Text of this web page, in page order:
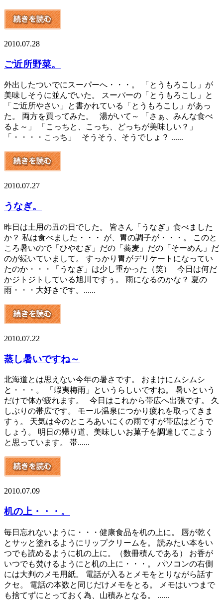
2010.07.28
ご近所野菜。
外出したついでにスーパーへ・・・。 「とうもろこし」が
美味しそうに並んでいた。 スーパーの「とうもろこし」と
「ご近所やさい」と書かれている「とうもろこし」があっ
た。 両方を買ってみた。 湯がいて～ 「さぁ、みんな食べ
るよ～」 「こっちと、こっち、どっちが美味しい？」
「・・・・こっち」 そうそう、そうでしょ？ ......
2010.07.27
うなぎ。
昨日は土用の丑の日でした。 皆さん「うなぎ」食べました
か？ 私は食べました・・・ が、胃の調子が・・・。 このと
ころ暑いので「ひやむぎ」だの「蕎麦」だの「そーめん」だ
のが続いていまして。 すっかり胃がデリケートになってい
たのか・・・「うなぎ」は少し重かった（笑） 今日は何だ
かジトジトしている旭川ですぅ。 雨になるのかな？ 夏の
雨・・・大好きです。......
2010.07.22
蒸し暑いですね～
北海道とは思えない今年の暑さです。 おまけにムシムシ
と・・・。 「蝦夷梅雨」というらしいですね。 暑いという
だけで体が疲れます。 今日はこれから帯広へ出張です。 久
しぶりの帯広です。 モール温泉につかり疲れを取ってきま
すぅ。 天気は今のところあいにくの雨ですが帯広はどうで
しょう。 明日の帰り道、美味しいお菓子を調達してこよう
と思っています。 帯......
2010.07.09
机の上・・・。
毎日忘れないように・・・健康食品を机の上に。 唇が乾く
とサッと塗れるようにリップクリームを。 読みたい本をい
つでも読めるように机の上に。（数冊積んである） お香が
いつでも焚けるようにと机の上に・・・。 パソコンの右側
には大判のメモ用紙。 電話が入るとメモをとりながら話す
クセ。 電話の本数と同じだけメモをとる。 メモはいつまで
も捨てずにとっておく為、山積みとなる。 ......